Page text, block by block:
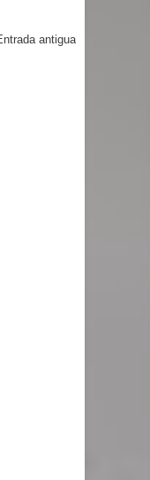
antigua